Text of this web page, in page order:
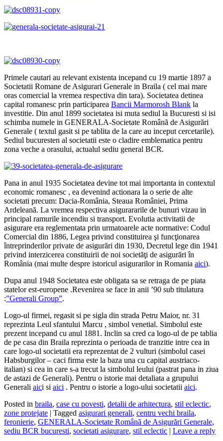
Primele cautari au relevant existenta incepand cu 19 martie 1897 a
Societatii Romane de Asigurari Generale in Braila ( cel mai mare
oras comercial la vremea respectiva din tara). Societatea detinea
capital romanesc prin participarea Bancii Marmorosh Blank la
investitie. Din anul 1899 societatea isi muta sediul la Bucuresti si isi
schimba numele in GENERALA-Societate Românã de Asigurări
Generale ( textul gasit si pe tablita de la care au inceput cercetarile).
Sediul bucuresten al societatii este o cladire emblematica pentru
zona veche a orasului, actualul sediu general BCR.
Pana in anul 1935 Societatea devine tot mai importanta in contextul
economic romanesc , ea devenind actionara la o serie de alte
societati precum: Dacia-România, Steaua României, Prima
Ardeleană. La vremea respectiva asigurararile de bunuri vizau in
principal ramurile incendiu si transport. Evolutia activitatii de
asigurare era reglementata prin urmatoarele acte normative: Codul
Comercial din 1886, Legea privind constituirea şi funcţionarea
întreprinderilor private de asigurări din 1930, Decretul lege din 1941
privind interzicerea constituirii de noi societăţi de asigurări în
România (mai multe despre istoricul asigurarilor in Romania aici).
Dupa anul 1948 Societatea este obligata sa se retraga de pe piata
statelor est-europene .Revenirea se face in anii ’90 sub titulatura
:”Generali Group”.
Logo-ul firmei, regasit si pe sigla din strada Petru Maior, nr. 31
reprezinta Leul sfantului Marcu , simbol venetial. Simbolul este
prezent incepand cu anul 1881. Inclin sa cred ca logo-ul de pe tablia
de pe casa din Braila reprezinta o perioada de tranzitie intre cea in
care logo-ul societatii era reprezentat de 2 vulturi (simbolul casei
Habsburgilor – caci firma este la baza una cu capital austriaco-
italian) si cea in care s-a trecut la simbolul leului (pastrat pana in ziua
de astazi de Generali). Pentru o istorie mai detaliata a grupului
Generali aici si aici . Pentru o istorie a logo-ului societatii aici.
Posted in braila, case cu povesti, detalii de arhitectura, stil eclectic,
zone protejate | Tagged asigurari generali, centru vechi braila,
feronierie, GENERALA-Societate Românã de Asigurări Generale,
sediu BCR bucuresti, societati asigurare, stil eclectic | Leave a reply